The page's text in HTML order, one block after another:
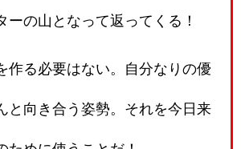
ーの山となって返ってくる！
作る必要はない。自分なりの優
と向き合う姿勢。それを今日来